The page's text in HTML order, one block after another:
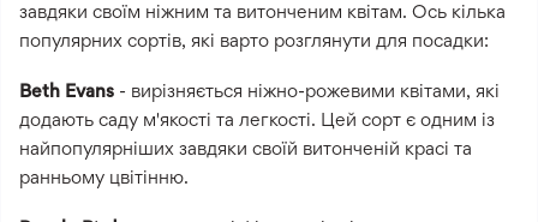
завдяки своїм ніжним та витонченим квітам. Ось кілька
популярних сортів, які варто розглянути для посадки:
Beth Evans - вирізняється ніжно-рожевими квітами, які
додають саду м'якості та легкості. Цей сорт є одним із
найпопулярніших завдяки своїй витонченій красі та
ранньому цвітінню.